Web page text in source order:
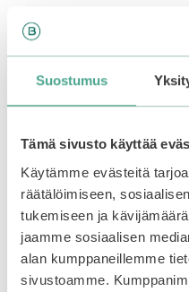
Suostumus
Tämä sivusto käyttää
Käytämme evästeitä
räätälöimiseen,
tukemiseen ja
jaamme sosiaalisen
alan kumppaneillemme
sivustoamme.
ANUA | PDRN
Hyaluronic Acid
Hydrating Capsule Mist
– 30 ml